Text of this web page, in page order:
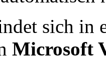
sich in
Microsoft